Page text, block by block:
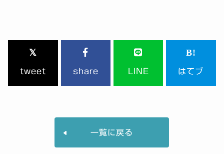
tweet share LINE はてブ
一覧に戻る